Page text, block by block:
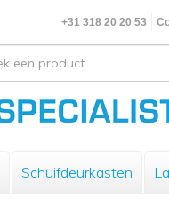
+31 318 20 20 53
Schuifdeurkasten